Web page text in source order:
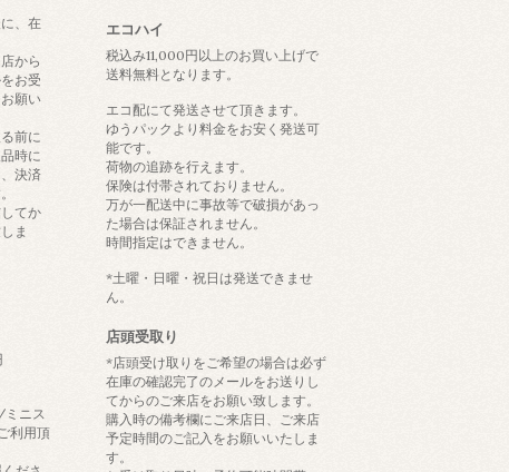
、在
から
お受
願い
前に
時に
決済
てか
ま
ニス
利用頂
エコハイ
税込み11,000円以上のお買い上げで
送料無料となります。
エコ配にて発送させて頂きます。
ゆうパックより料金をお安く発送可
能です。
荷物の追跡を行えます。
保険は付帯されておりません。
万が一配送中に事故等で破損があっ
た場合は保証されません。
時間指定はできません。
*土曜・日曜・祝日は発送できませ
ん。
店頭受取り
*店頭受け取りをご希望の場合は必ず
在庫の確認完了のメールをお送りし
てからのご来店をお願い致します。
購入時の備考欄にご来店日、ご来店
予定時間のご記入をお願いいたしま
す。